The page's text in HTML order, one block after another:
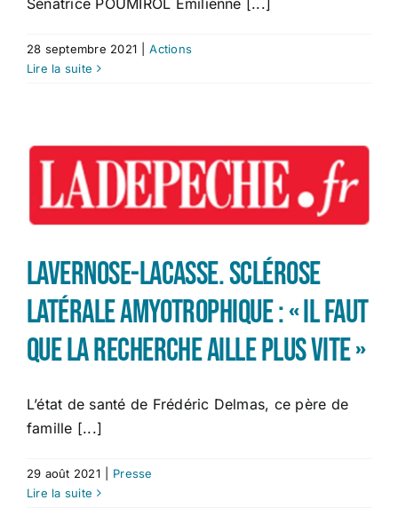
Sénatrice POUMIROL Émilienne [...]
28 septembre 2021
Actions
Lire la suite
Lavernose-Lacasse. Sclérose
latérale amyotrophique : « Il faut
que la recherche aille plus vite »
L’état de santé de Frédéric Delmas, ce père de
famille [...]
29 août 2021
Presse
Lire la suite